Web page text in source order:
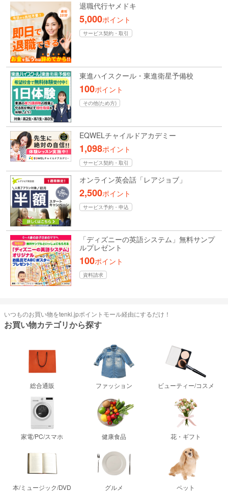
退職代行ヤメドキ
5,000ポイント
サービス契約・取引
東進ハイスクール・東進衛星予備校
100ポイント
その他(ため方)
EQWELチャイルドアカデミー
1,098ポイント
サービス契約・取引
オンライン英会話「レアジョブ」
2,500ポイント
サービス予約・申込
「ディズニーの英語システム」無料サンプ
ルプレゼント
100ポイント
資料請求
いつものお買い物をtenki.jpポイントモール経由にするだけ！
お買い物カテゴリから探す
総合通販 ファッション ビューティー/コスメ
家電/PC/スマホ 健康食品 花・ギフト
本/ミュージック/DVD グルメ ペット